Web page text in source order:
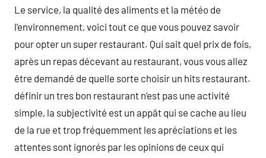
Le service, la qualité des aliments et la météo de
l’environnement, voici tout ce que vous pouvez savoir
pour opter un super restaurant. Qui sait quel prix de fois,
après un repas décevant au restaurant, vous vous allez
être demandé de quelle sorte choisir un hits restaurant.
définir un tres bon restaurant n’est pas une activité
simple, la subjectivité est un appât qui se cache au lieu
de la rue et trop fréquemment les apréciations et les
attentes sont ignorés par les opinions de ceux qui